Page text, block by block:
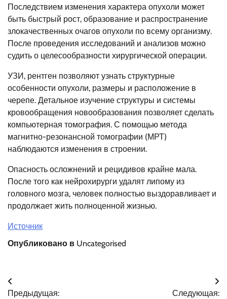
Последствием изменения характера опухоли может
быть быстрый рост, образование и распространение
злокачественных очагов опухоли по всему организму.
После проведения исследований и анализов можно
судить о целесообразности хирургической операции.
УЗИ, рентген позволяют узнать структурные
особенности опухоли, размеры и расположение в
черепе. Детальное изучение структуры и системы
кровообращения новообразования позволяет сделать
компьютерная томография. С помощью метода
магнитно-резонансной томографии (МРТ)
наблюдаются изменения в строении.
Опасность осложнений и рецидивов крайне мала.
После того как нейрохирурги удалят липому из
головного мозга, человек полностью выздоравливает и
продолжает жить полноценной жизнью.
Источник
Опубликовано в Uncategorised
Навигация
Предыдущая: Следующая: